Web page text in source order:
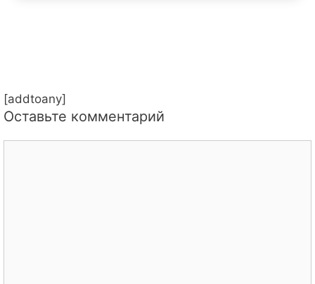
[addtoany]
Оставьте комментарий